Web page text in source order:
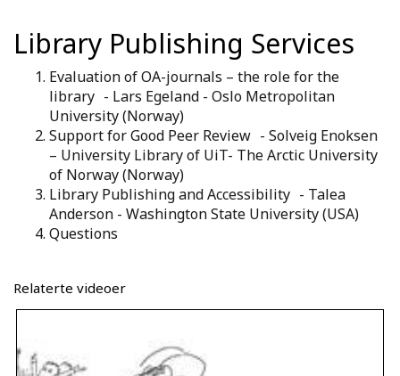
Library Publishing Services
Evaluation of OA-journals – the role for the
library - Lars Egeland - Oslo Metropolitan
University (Norway)
Support for Good Peer Review - Solveig Enoksen
– University Library of UiT- The Arctic University
of Norway (Norway)
Library Publishing and Accessibility - Talea
Anderson - Washington State University (USA)
Questions
Relaterte videoer